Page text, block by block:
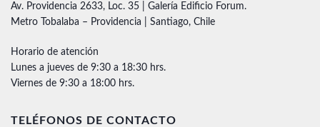
Av. Providencia 2633, Loc. 35 | Galería Edificio Forum.
Metro Tobalaba – Providencia | Santiago, Chile
Horario de atención
Lunes a jueves de 9:30 a 18:30 hrs.
Viernes de 9:30 a 18:00 hrs.
TELÉFONOS DE CONTACTO